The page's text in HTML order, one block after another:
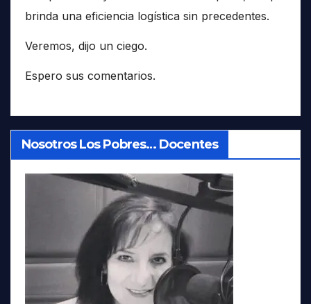
brinda una eficiencia logística sin precedentes.
Veremos, dijo un ciego.
Espero sus comentarios.
Nosotros Los Pobres… Docentes